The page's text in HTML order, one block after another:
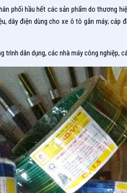
phối hầu hết các sản phẩm do thương
dây điện dùng cho xe ô tô gắn máy;
dân dụng, các nhà máy công nghiệp,